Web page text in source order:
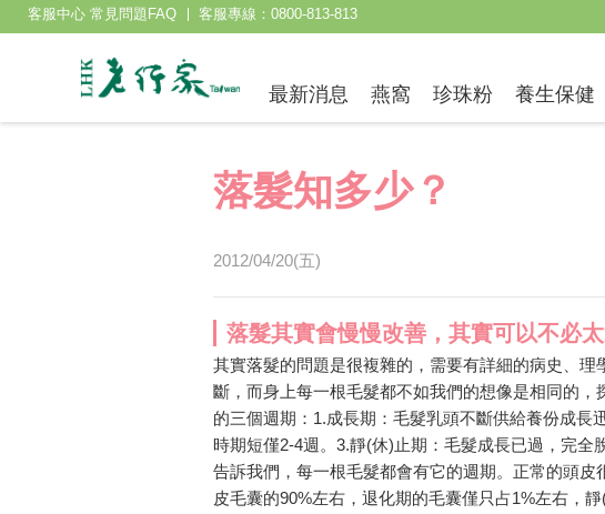
落髮知多少？
2012/04/20(五)
落髮其實會慢慢改善，其實可以不必
其實落髮的問題是很複雜的，需要有詳細的病史、
斷，而身上每一根毛髮都不如我們的想像是相同的
的三個週期：1.成長期：毛髮乳頭不斷供給養份成
時期短僅2-4週。3.靜(休)止期：毛髮成長已過，完
告訴我們，每一根毛髮都會有它的週期。正常的頭
皮毛囊的90%左右，退化期的毛囊僅只占1%左右，
最新消息 燕窩 珍珠粉 養生保健
客服中心 常見問題FAQ 客服專線：0800-813-813